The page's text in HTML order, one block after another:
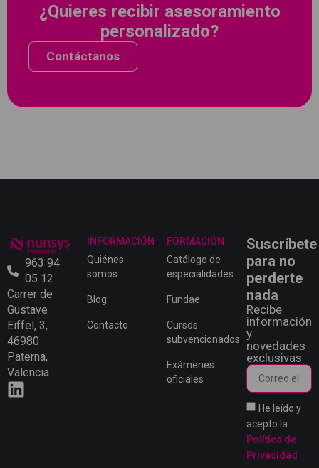
¿Quieres recibir asesoramiento
personalizado?
Contáctanos
963 94
05 12
Carrer de
Gustave
Eiffel, 3,
46980
Paterna,
Valencia
INFORMACIÓN
Quiénes
somos
Blog
Contacto
FORMACIÓN
Catálogo de
especialidades
Fundae
Cursos
subvencionados
Exámenes
oficiales
Suscríbete
para no
perderte
nada
Recibe
información
y
novedades
exclusivas
He leído y
acepto la
Política de
Privacidad